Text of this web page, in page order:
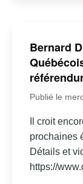
Bernard
Publié le
Il croit
prochaines
Détails et
https://